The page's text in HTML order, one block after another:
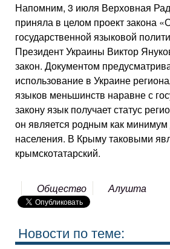
Напомним, 3 июля Верховная
приняла в целом проект закона
государственной языковой
Президент Украины Виктор
закон. Документом
использование в Украине
языков меньшинств наравне с
закону язык получает статус
он является родным как
населения. В Крыму таковыми
крымскотатарский.
Общество Алушта
Новости по теме: